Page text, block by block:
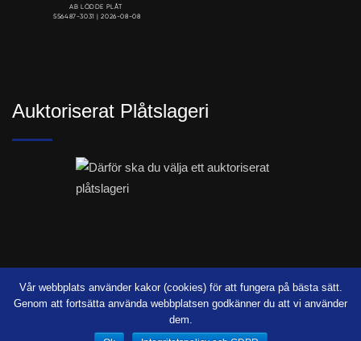
Auktoriserat Plåtslageri
© Copyright LÖDDE PLÅT AB 2023. Webbproduktion:
UTSI@ Communications
Vår webbplats använder kakor (cookies) för att fungera på bästa sätt.
Genom att fortsätta använda webbplatsen godkänner du att vi använder
dem.